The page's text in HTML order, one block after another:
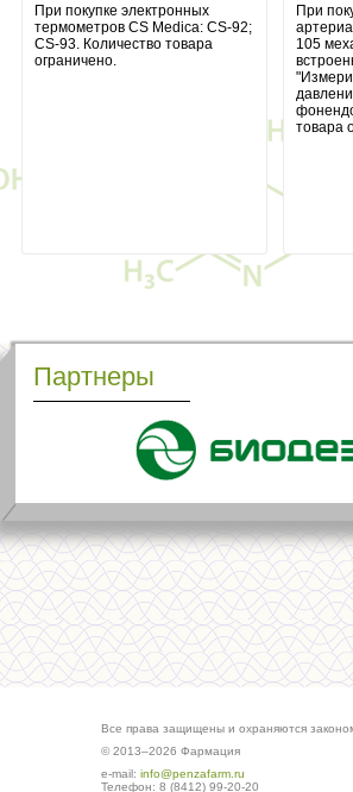
При покупке электронных
термометров CS Medica: CS-92;
CS-93. Количество товара
ограничено.
При
105
товара
Партнеры
Все права защищены и охраняются
© 2013–2026 Фармация
е-mail: info@penzafarm.ru
Телефон: 8 (8412) 99-20-20